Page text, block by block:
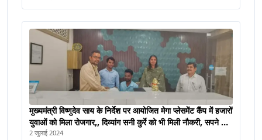
मुख्यमंत्री विष्णुदेव साय के निर्देश पर आयोजित मेगा प्लेसमेंट कैंप में हजारों
युवाओं को मिला रोजगार,, दिव्यांग सनी कुर्रे को भी मिली नौकरी, सपने होंगे
पूरे
2 जुलाई 2024